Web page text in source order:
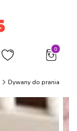
Dywany do prania